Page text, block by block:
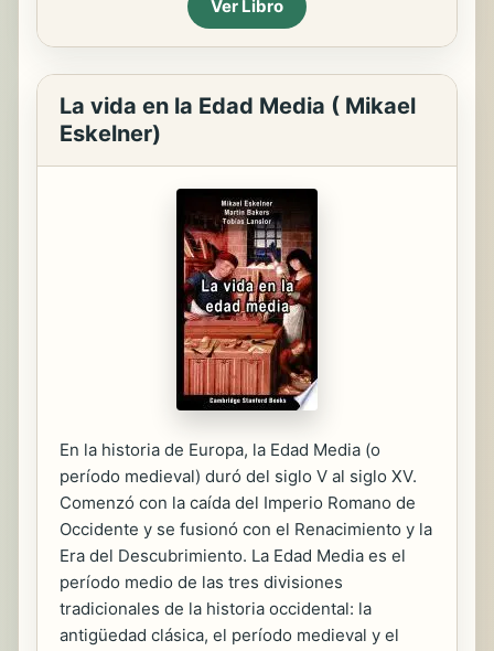
Ver Libro
La vida en la Edad Media ( Mikael
Eskelner)
En la historia de Europa, la Edad Media (o
período medieval) duró del siglo V al siglo XV.
Comenzó con la caída del Imperio Romano de
Occidente y se fusionó con el Renacimiento y la
Era del Descubrimiento. La Edad Media es el
período medio de las tres divisiones
tradicionales de la historia occidental: la
antigüedad clásica, el período medieval y el